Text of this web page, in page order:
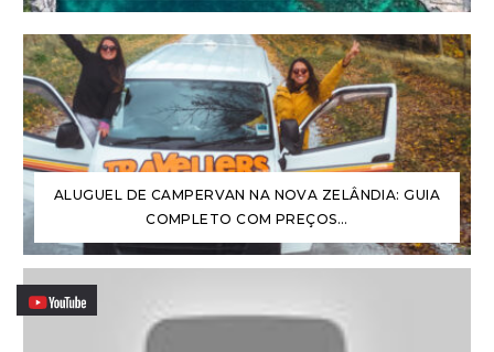
ALUGUEL DE CAMPERVAN NA NOVA ZELÂNDIA: GUIA
COMPLETO COM PREÇOS...